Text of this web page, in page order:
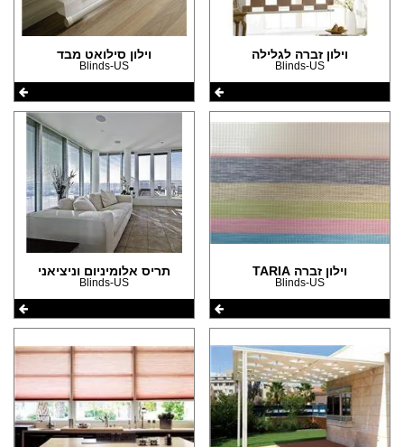
(17)
(9)
(4)
(4)
(3)
(29)
(20)
(6)
(1)
(5)
(45)
(34)
(29)
(29)
(27)
(26)
(22)
(14)
(13)
(10)
וילון זברה לגלילה
Blinds-US
וילון סילואט מבד
Blinds-US
וילון זברה TARIA
Blinds-US
תריס אלומיניום וניציאני
Blinds-US
הצהרת נגישות